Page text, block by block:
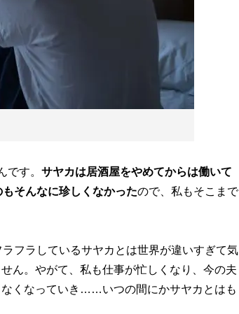
です。 サヤカは居酒屋をやめてからは働いて
そんなに珍しくなかったので、私もそこまで
フラしているサヤカとは世界が違いすぎて気
ん。やがて、私も仕事が忙しくなり、今の夫
くなっていき……いつの間にかサヤカとはも